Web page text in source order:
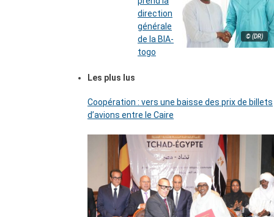
© (DR)
direction
générale
de la BIA-
togo
Les plus lus
Coopération : vers une baisse des prix de billets
d’avions entre le Caire